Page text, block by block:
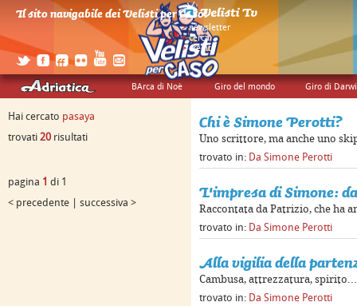
BArca di Noè Giro del mondo Giro di
Il sito navigabile dei Velisti per Caso!
> newsletter
> cerca
> credits
Hai cercato pasaya
trovati 20 risultati
pagina 1 di 1
< precedente | successiva >
Chi è Simone Perotti?
Uno scrittore, ma anche uno
trovato in: Da Simone Perotti
L'impresa di Simone:
Raccontata da Patrizio, che ha
trovato in: Da Simone Perotti
Alla vigilia della
Cambusa, attrezzatura,
trovato in: Da Simone Perotti